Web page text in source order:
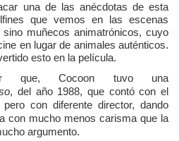
una de las anécdotas de esta
que vemos en las escenas
muñecos animatrónicos, cuyo
en lugar de animales auténticos.
esto en la película.
que, Cocoon tuvo una
, del año 1988, que contó con el
con diferente director, dando
con mucho menos carisma que la
argumento.